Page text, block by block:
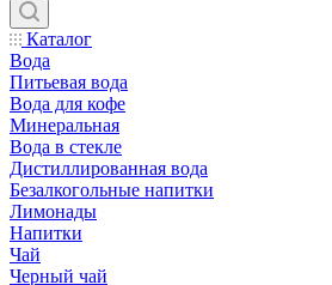
Каталог
Вода
Питьевая вода
Вода для кофе
Минеральная
Вода в стекле
Дистиллированная вода
Безалкогольные напитки
Лимонады
Напитки
Чай
Черный чай